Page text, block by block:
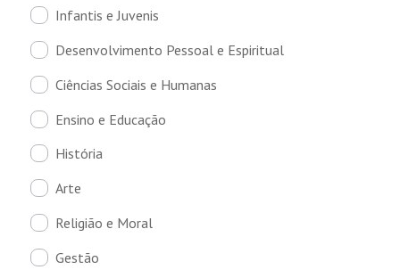
Infantis e Juvenis
Desenvolvimento Pessoal e Espiritual
Ciências Sociais e Humanas
Ensino e Educação
História
Arte
Religião e Moral
Gestão